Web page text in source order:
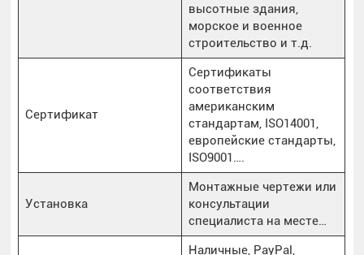
высотные здания,
морское и военное
строительство и т.д.
Сертификат
Сертификаты
соответствия
американским
стандартам, ISO14001,
европейские стандарты,
ISO9001….
Установка
Монтажные чертежи или
консультации
специалиста на месте…
Наличные, PayPal,